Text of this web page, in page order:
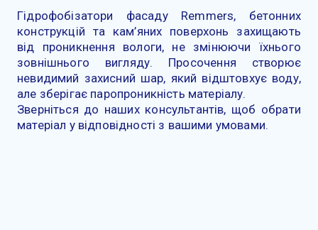
Гідрофобізатори фасаду Remmers, бетонних
конструкцій та кам’яних поверхонь захищають
від проникнення вологи, не змінюючи їхнього
зовнішнього вигляду. Просочення створює
невидимий захисний шар, який відштовхує воду,
але зберігає паропроникність матеріалу.
Зверніться до наших консультантів, щоб обрати
матеріал у відповідності з вашими умовами.